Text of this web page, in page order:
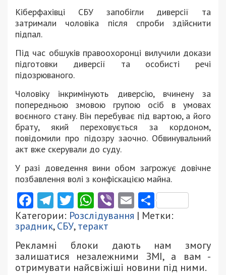
Кіберфахівці СБУ запобігли диверсії та
затримали чоловіка після спроби здійснити
підпал.
Під час обшуків правоохоронці вилучили докази
підготовки диверсії та особисті речі
підозрюваного.
Чоловіку інкримінують диверсію, вчинену за
попередньою змовою групою осіб в умовах
воєнного стану. Він перебуває під вартою, а його
брату, який переховується за кордоном,
повідомили про підозру заочно. Обвинувальний
акт вже скерували до суду.
У разі доведення вини обом загрожує довічне
позбавлення волі з конфіскацією майна.
Facebook
Telegram
Twitter
WhatsApp
ViberEmail
Категории: Розслідування | Метки:
зрадник,СБУ,теракт
Рекламні блоки дають нам змогу
залишатися незалежними ЗМІ, а вам -
отримувати найсвіжіші новини під ними.